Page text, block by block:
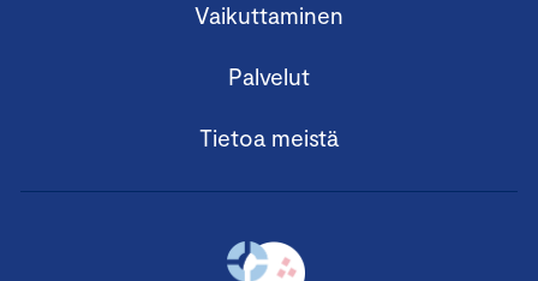
Vaikuttaminen
Palvelut
Tietoa meistä